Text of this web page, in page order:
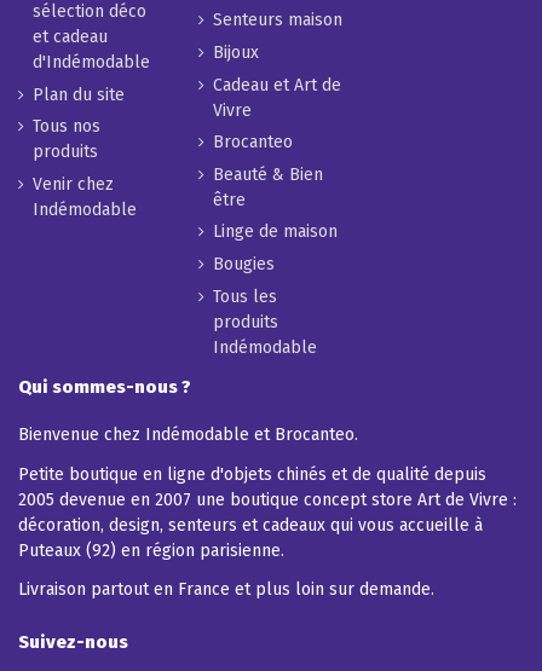
sélection déco
et cadeau
d'Indémodable
Plan du site
Tous nos
produits
Venir chez
Indémodable
Senteurs maison
Bijoux
Cadeau et Art de
Vivre
Brocanteo
Beauté & Bien
être
Linge de maison
Bougies
Tous les
produits
Indémodable
Qui sommes-nous ?
Bienvenue chez Indémodable et Brocanteo.
Petite boutique en ligne d'objets chinés et de qualité depuis
2005 devenue en 2007 une boutique concept store Art de Vivre :
décoration, design, senteurs et cadeaux qui vous accueille à
Puteaux (92) en région parisienne.
Livraison partout en France et plus loin sur demande.
Suivez-nous